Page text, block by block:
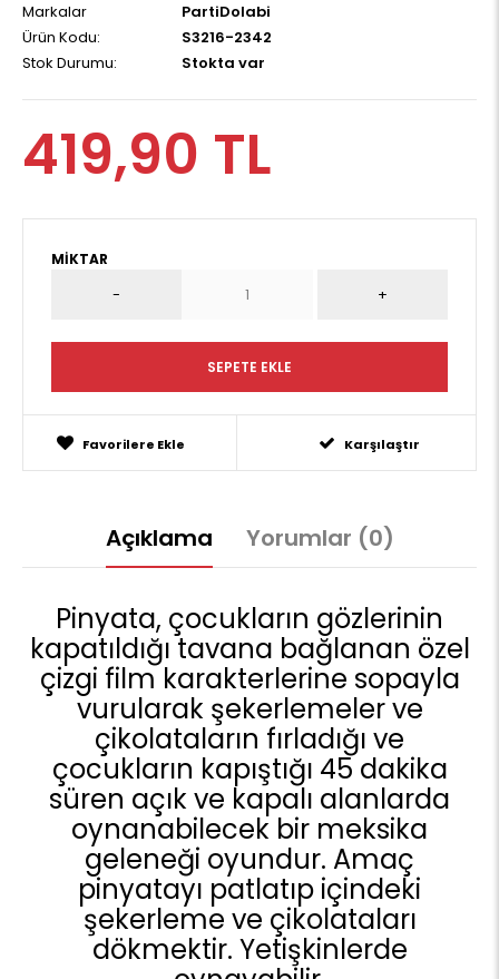
Markalar
PartiDolabi
Ürün Kodu:
S3216-2342
Stok Durumu:
Stokta var
419,90 TL
MIKTAR
Favorilere Ekle Karşılaştır
Açıklama Yorumlar (0)
Pinyata, çocukların gözlerinin
kapatıldığı tavana bağlanan özel
çizgi film karakterlerine sopayla
vurularak şekerlemeler ve
çikolataların fırladığı ve
çocukların kapıştığı 45 dakika
süren açık ve kapalı alanlarda
oynanabilecek bir meksika
geleneği oyundur. Amaç
pinyatayı patlatıp içindeki
şekerleme ve çikolataları
dökmektir. Yetişkinlerde